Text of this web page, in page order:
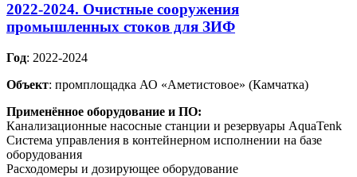
2022-2024. Очистные сооружения
промышленных стоков для ЗИФ
Год: 2022-2024
Объект: промплощадка АО «Аметистовое» (Камчатка)
Применённое оборудование и ПО:
Канализационные насосные станции и резервуары AquaTenk
Система управления в контейнерном исполнении на базе
оборудования
Расходомеры и дозирующее оборудование